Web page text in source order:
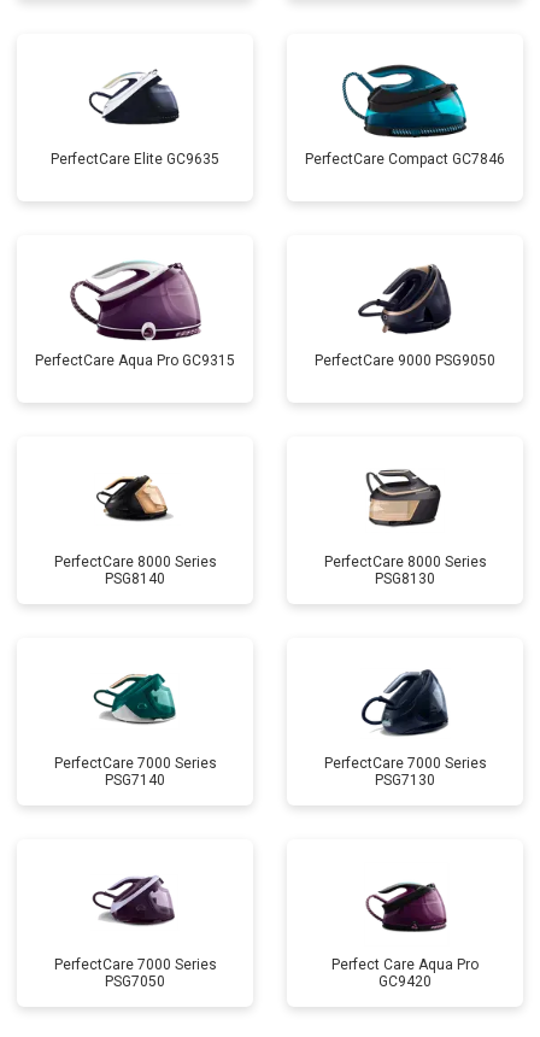
PerfectCare Elite GC9635 PerfectCare Compact GC7846
PerfectCare Aqua Pro GC9315 PerfectCare 9000 PSG9050
PerfectCare 8000 Series
PSG8140
PerfectCare 8000 Series
PSG8130
PerfectCare 7000 Series
PSG7140
PerfectCare 7000 Series
PSG7130
PerfectCare 7000 Series
PSG7050
Perfect Care Aqua Pro
GC9420